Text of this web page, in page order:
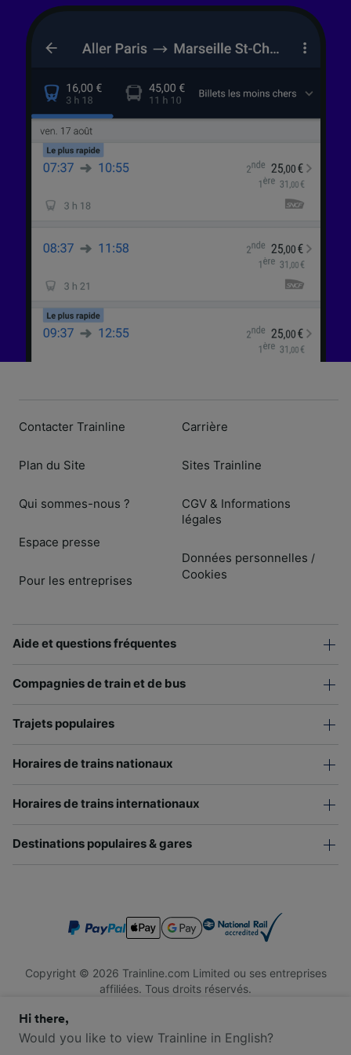
Contacter Trainline
Plan du Site
Qui sommes-nous ?
Espace presse
Pour les entreprises
Carrière
Sites Trainline
CGV & Informations
légales
Données personnelles /
Cookies
Aide et questions fréquentes
Compagnies de train et de bus
Trajets populaires
Horaires de trains nationaux
Horaires de trains internationaux
Destinations populaires & gares
Copyright © 2026 Trainline.com Limited ou ses entreprises
affiliées. Tous droits réservés.
de Galles. Numéro d'immatriculation : 3846791. Siège social : 1
Stonecutter St, London EC4A 4AH, Royaume-Uni. Numéro de
Hi there,
Would you like to view Trainline in English?
finalités suivantes :
précises. Analyser activement les
l’identification. Stocker et/ou accéder à des
informations sur un appareil. Publicités et
contenu personnalisés, mesure de
performance des publicités et du contenu,
études d’audience et développement de
services.
Liste de nos partenaires (fournisseurs)